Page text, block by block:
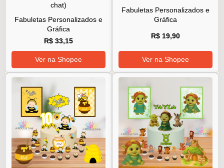
chat)
Fabuletas Personalizados e
Gráfica
R$ 33,15
Ver na Shopee
Fabuletas Personalizados e
Gráfica
R$ 19,90
Ver na Shopee